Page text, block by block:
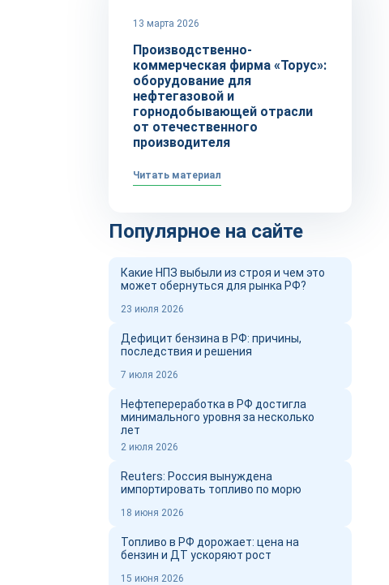
13 марта 2026
Производственно-
коммерческая фирма «Торус»:
оборудование для
нефтегазовой и
горнодобывающей отрасли
от отечественного
производителя
Читать материал
Популярное на сайте
Какие НПЗ выбыли из строя и чем это
может обернуться для рынка РФ?
23 июля 2026
Дефицит бензина в РФ: причины,
последствия и решения
7 июля 2026
Нефтепереработка в РФ достигла
минимального уровня за несколько
лет
2 июля 2026
Reuters: Россия вынуждена
импортировать топливо по морю
18 июня 2026
Топливо в РФ дорожает: цена на
бензин и ДТ ускоряют рост
15 июня 2026